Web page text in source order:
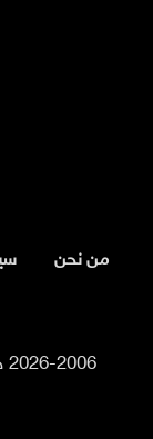
من نحن
2026-2006 جميع الحقوق محفوظة لموقع السوسنة